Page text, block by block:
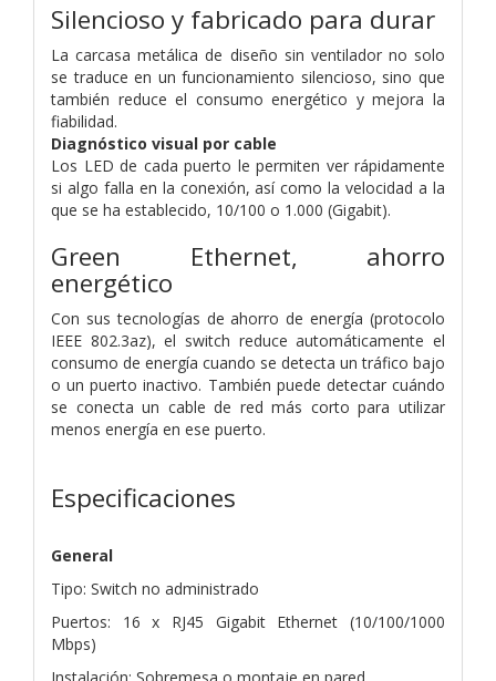
Silencioso y fabricado para durar
La carcasa metálica de diseño sin ventilador no solo
se traduce en un funcionamiento silencioso, sino que
también reduce el consumo energético y mejora la
fiabilidad.
Diagnóstico visual por cable
Los LED de cada puerto le permiten ver rápidamente
si algo falla en la conexión, así como la velocidad a la
que se ha establecido, 10/100 o 1.000 (Gigabit).
Green Ethernet, ahorro
energético
Con sus tecnologías de ahorro de energía (protocolo
IEEE 802.3az), el switch reduce automáticamente el
consumo de energía cuando se detecta un tráfico bajo
o un puerto inactivo. También puede detectar cuándo
se conecta un cable de red más corto para utilizar
menos energía en ese puerto.
Especificaciones
General
Tipo: Switch no administrado
Puertos: 16 x RJ45 Gigabit Ethernet (10/100/1000
Mbps)
Instalación: Sobremesa o montaje en pared